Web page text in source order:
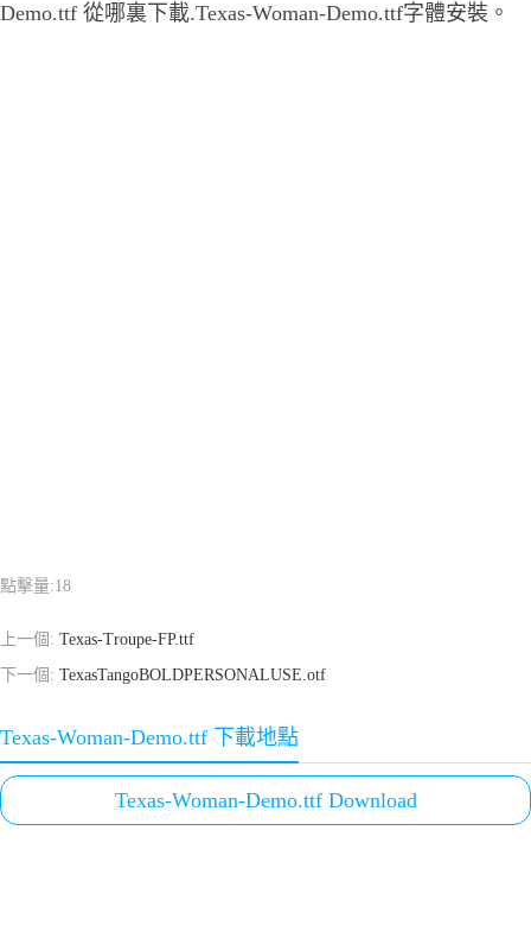
Demo.ttf 從哪裏下載.Texas-Woman-Demo.ttf字體安裝。
點擊量:18
上一個: Texas-Troupe-FP.ttf
下一個: TexasTangoBOLDPERSONALUSE.otf
Texas-Woman-Demo.ttf 下載地點
Texas-Woman-Demo.ttf Download